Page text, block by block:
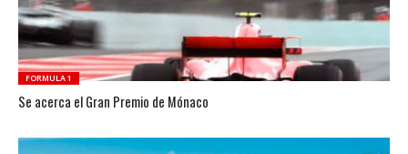
FORMULA 1
Se acerca el Gran Premio de Mónaco